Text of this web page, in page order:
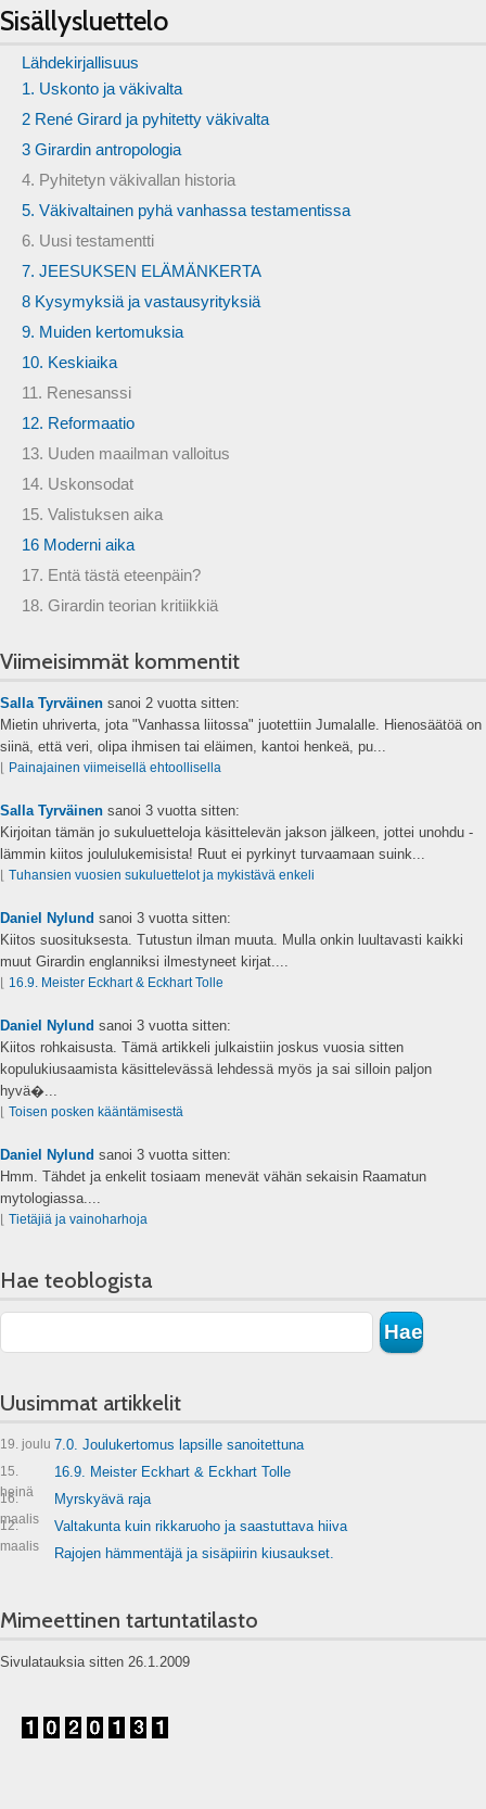
Sisällysluettelo
Lähdekirjallisuus
1. Uskonto ja väkivalta
2 René Girard ja pyhitetty väkivalta
3 Girardin antropologia
4. Pyhitetyn väkivallan historia
5. Väkivaltainen pyhä vanhassa testamentissa
6. Uusi testamentti
7. JEESUKSEN ELÄMÄNKERTA
8 Kysymyksiä ja vastausyrityksiä
9. Muiden kertomuksia
10. Keskiaika
11. Renesanssi
12. Reformaatio
13. Uuden maailman valloitus
14. Uskonsodat
15. Valistuksen aika
16 Moderni aika
17. Entä tästä eteenpäin?
18. Girardin teorian kritiikkiä
Viimeisimmät kommentit
Salla Tyrväinen sanoi 2 vuotta sitten:
Mietin uhriverta, jota "Vanhassa liitossa" juotettiin Jumalalle. Hienosäätöä on
siinä, että veri, olipa ihmisen tai eläimen, kantoi henkeä, pu...
⌊ Painajainen viimeisellä ehtoollisella
Salla Tyrväinen sanoi 3 vuotta sitten:
Kirjoitan tämän jo sukuluetteloja käsittelevän jakson jälkeen, jottei unohdu -
lämmin kiitos joululukemisista! Ruut ei pyrkinyt turvaamaan suink...
⌊ Tuhansien vuosien sukuluettelot ja mykistävä enkeli
Daniel Nylund sanoi 3 vuotta sitten:
Kiitos suosituksesta. Tutustun ilman muuta. Mulla onkin luultavasti kaikki
muut Girardin englanniksi ilmestyneet kirjat....
⌊ 16.9. Meister Eckhart & Eckhart Tolle
Daniel Nylund sanoi 3 vuotta sitten:
Kiitos rohkaisusta. Tämä artikkeli julkaistiin joskus vuosia sitten
kopulukiusaamista käsittelevässä lehdessä myös ja sai silloin paljon
hyvä�...
⌊ Toisen posken kääntämisestä
Daniel Nylund sanoi 3 vuotta sitten:
Hmm. Tähdet ja enkelit tosiaam menevät vähän sekaisin Raamatun
mytologiassa....
⌊ Tietäjiä ja vainoharhoja
Hae teoblogista
Uusimmat artikkelit
19. joulu 7.0. Joulukertomus lapsille sanoitettuna
15.
heinä
16.9. Meister Eckhart & Eckhart Tolle
16.
maalis
Myrskyävä raja
12.
maalis
Valtakunta kuin rikkaruoho ja saastuttava hiiva
Rajojen hämmentäjä ja sisäpiirin kiusaukset.
Mimeettinen tartuntatilasto
Sivulatauksia sitten 26.1.2009